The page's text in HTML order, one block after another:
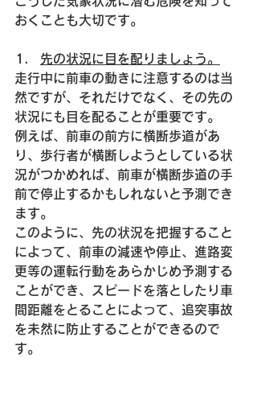
おくことも大切です。
先の状況に目を配りましょう。
走行中に前車の動きに注意するのは当
然ですが、それだけでなく、その先の
状況にも目を配ることが重要です。
例えば、前車の前方に横断歩道があ
り、歩行者が横断しようとしている状
況がつかめれば、前車が横断歩道の手
前で停止するかもしれないと予測でき
ます。
このように、先の状況を把握すること
によって、前車の減速や停止、進路変
更等の運転行動をあらかじめ予測する
ことができ、スピードを落としたり車
間距離をとることによって、追突事故
を未然に防止することができるので
す。